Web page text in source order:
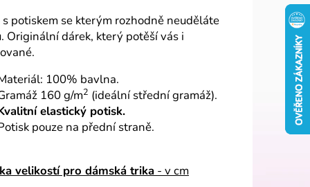
s potiskem se kterým rozhodně neuděláte
Originální dárek, který potěší vás i
100% bavlna.
160 g/m2 (ideální střední gramáž).
elastický potisk.
pouze na přední straně.
velikostí pro dámská trika - v cm